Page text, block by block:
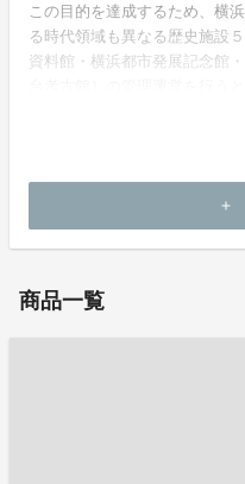
この目的を達成するため、横
る時代領域も異なる歴史施設
資料館・横浜都市発展記念館
add
商品一覧